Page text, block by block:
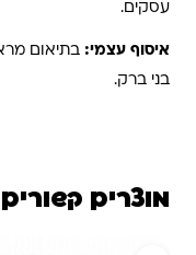
עסקים.
איסוף עצמי:
בני ברק.
מוצרים קשורים